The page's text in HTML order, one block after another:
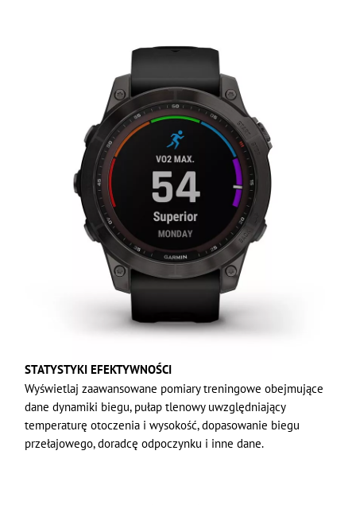
STATYSTYKI EFEKTYWNOŚCI
Wyświetlaj zaawansowane pomiary treningowe obejmujące
dane dynamiki biegu, pułap tlenowy uwzględniający
temperaturę otoczenia i wysokość, dopasowanie biegu
przełajowego, doradcę odpoczynku i inne dane.